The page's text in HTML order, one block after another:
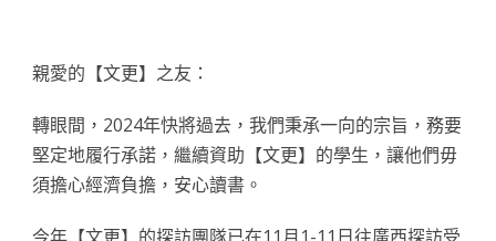
親愛的【文更】之友：
轉眼間，2024年快將過去，我們秉承一向的宗旨，務要
堅定地履行承諾，繼續資助【文更】的學生，讓他們毋
須擔心經濟負擔，安心讀書。